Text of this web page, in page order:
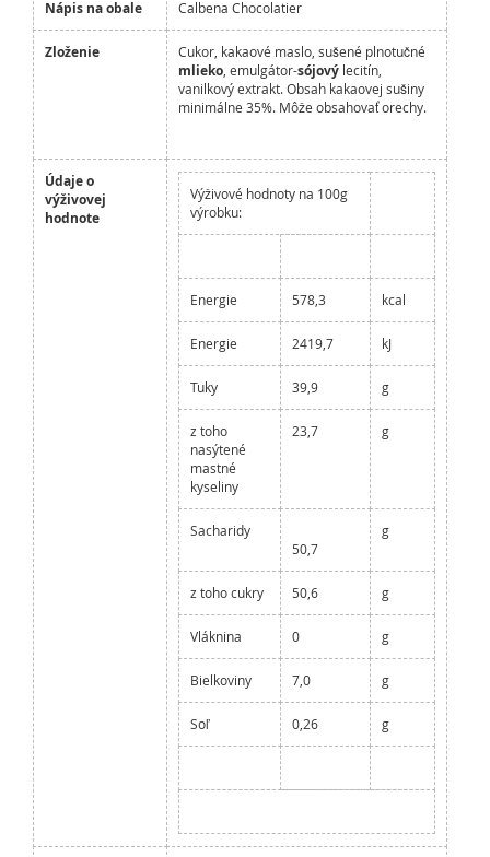
Nápis na obale Calbena Chocolatier
Zloženie Cukor, kakaové maslo, sušené plnotučné
mlieko , emulgátor-sójový lecitín,
vanilkový extrakt. Obsah kakaovej sušiny
minimálne 35%. Môže obsahovať orechy.
Údaje o
výživovej
hodnote
Výživové hodnoty na 100g
výrobku:
Energie 578,3 kcal
Energie 2419,7 kJ
Tuky 39,9 g
z toho
nasýtené
mastné
kyseliny
23,7 g
Sacharidy
50,7
g
z toho cukry 50,6 g
Vláknina 0 g
Bielkoviny 7,0 g
Soľ 0,26 g